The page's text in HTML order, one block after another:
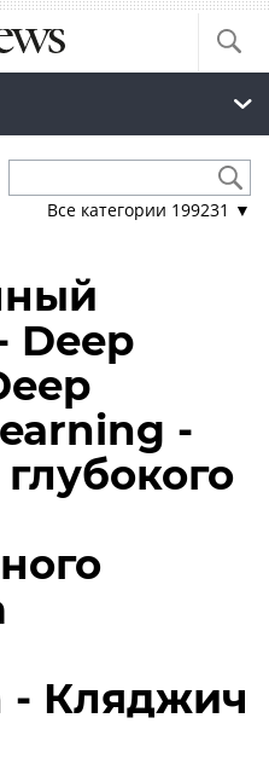
Все категории 199231 ▼
Deep
-
- Кляджич